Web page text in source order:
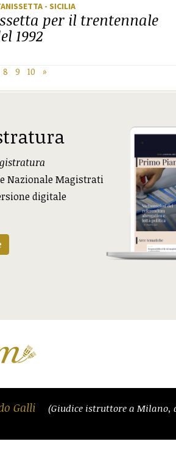
- SICILIA
per il trentennale
1992
8 9 10 »
Nazionale Magistrati
digitale
Galli (Giudice istruttore a Milano,